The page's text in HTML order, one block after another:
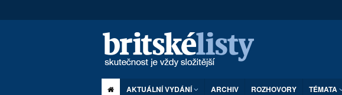
AKTUÁLNÍ VYDÁNÍ ARCHIV ROZHOVORY TÉMATA